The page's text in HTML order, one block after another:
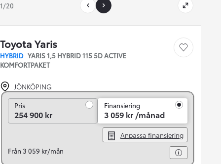
1/20
Toyota Yaris
HYBRID YARIS 1,5 HYBRID 115 5D ACTIVE
KOMFORTPAKET
Save car
JÖNKÖPING
PrisPris
254 900 kr
Finansiering
3 059 kr /månad
Anpassa finansiering
Från 3 059 kr/mån